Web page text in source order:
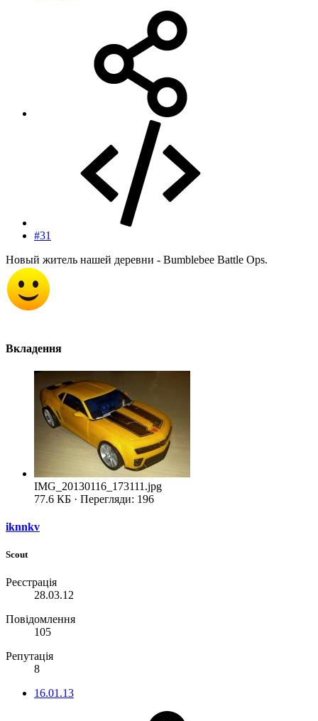
#31
Новый житель нашей деревни - Bumblebee Battle Ops.
Вкладення
IMG_20130116_173111.jpg
77.6 КБ · Перегляди: 196
iknnkv
Scout
Реєстрація
28.03.12
Повідомлення
105
Репутація
8
16.01.13